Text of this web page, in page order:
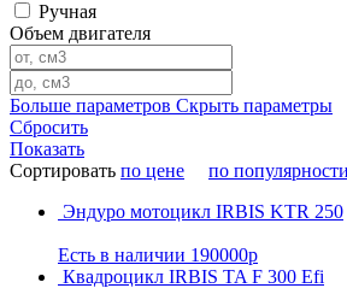
Ручная
Объем двигателя
Больше параметров Скрыть параметры
Сбросить
Показать
Сортировать по цене
по популярности
Эндуро мотоцикл IRBIS KTR 250
Есть в наличии 190000р
Квадроцикл IRBIS TA F 300 Efi